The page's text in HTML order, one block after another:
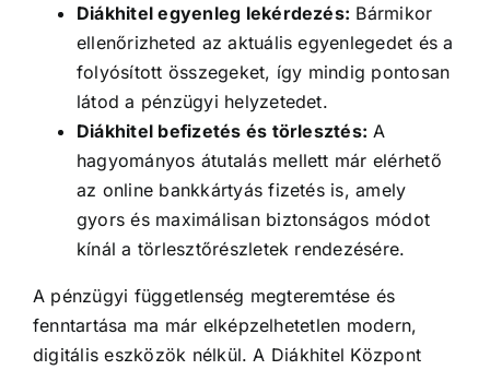
Diákhitel egyenleg lekérdezés: Bármikor
ellenőrizheted az aktuális egyenlegedet és a
folyósított összegeket, így mindig pontosan
látod a pénzügyi helyzetedet.
Diákhitel befizetés és törlesztés: A
hagyományos átutalás mellett már elérhető
az online bankkártyás fizetés is, amely
gyors és maximálisan biztonságos módot
kínál a törlesztőrészletek rendezésére.
A pénzügyi függetlenség megteremtése és
fenntartása ma már elképzelhetetlen modern,
digitális eszközök nélkül. A Diákhitel Központ